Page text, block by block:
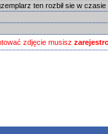
ten rozbił sie w
zdjęcie musisz